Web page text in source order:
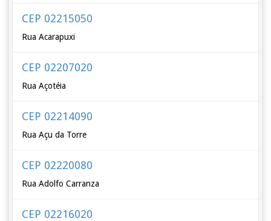
CEP 02215050
Rua Acarapuxi
CEP 02207020
Rua Açotéia
CEP 02214090
Rua Açu da Torre
CEP 02220080
Rua Adolfo Carranza
CEP 02216020